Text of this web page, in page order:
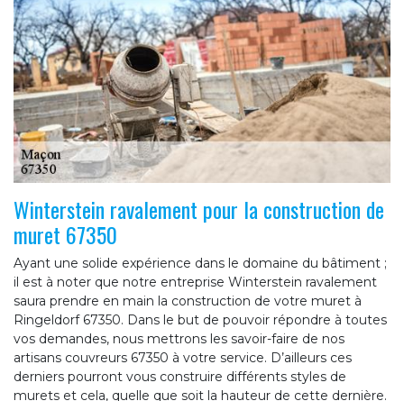
Winterstein ravalement pour la construction de
muret 67350
Ayant une solide expérience dans le domaine du bâtiment ;
il est à noter que notre entreprise Winterstein ravalement
saura prendre en main la construction de votre muret à
Ringeldorf 67350. Dans le but de pouvoir répondre à toutes
vos demandes, nous mettrons les savoir-faire de nos
artisans couvreurs 67350 à votre service. D’ailleurs ces
derniers pourront vous construire différents styles de
murets et cela, quelle que soit la hauteur de cette dernière.